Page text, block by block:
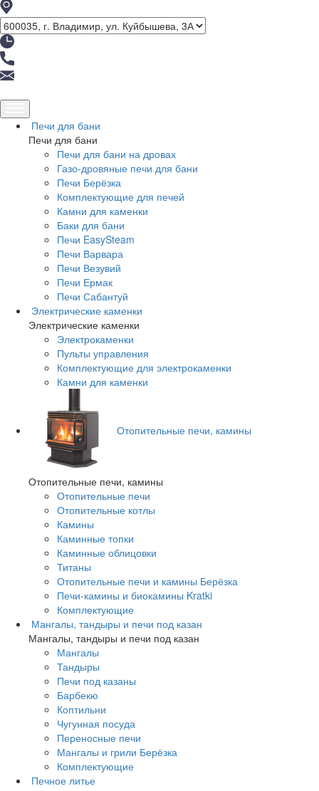
Печи для бани
Печи для бани
Печи для бани на дровах
Газо-дровяные печи для бани
Печи Берёзка
Комплектующие для печей
Камни для каменки
Баки для бани
Печи EasySteam
Печи Варвара
Печи Везувий
Печи Ермак
Печи Сабантуй
Электрические каменки
Электрические каменки
Электрокаменки
Пульты управления
Комплектующие для электрокаменки
Камни для каменки
Отопительные печи, камины
Отопительные печи, камины
Отопительные печи
Отопительные котлы
Камины
Каминные топки
Каминные облицовки
Титаны
Отопительные печи и камины Берёзка
Печи-камины и биокамины Kratki
Комплектующие
Мангалы, тандыры и печи под казан
Мангалы, тандыры и печи под казан
Мангалы
Тандыры
Печи под казаны
Барбекю
Коптильни
Чугунная посуда
Переносные печи
Мангалы и грили Берёзка
Комплектующие
Печное литье